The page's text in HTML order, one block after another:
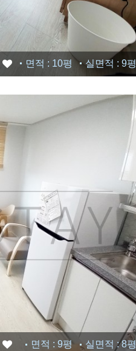
면적 : 10평 실면적 : 9평
면적 : 9평 실면적 : 8평